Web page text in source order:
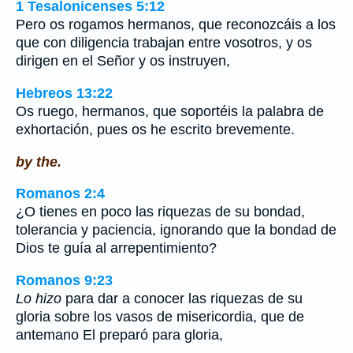
1 Tesalonicenses 5:12
Pero os rogamos hermanos, que reconozcáis a los
que con diligencia trabajan entre vosotros, y os
dirigen en el Señor y os instruyen,
Hebreos 13:22
Os ruego, hermanos, que soportéis la palabra de
exhortación, pues os he escrito brevemente.
by the.
Romanos 2:4
¿O tienes en poco las riquezas de su bondad,
tolerancia y paciencia, ignorando que la bondad de
Dios te guía al arrepentimiento?
Romanos 9:23
Lo hizo para dar a conocer las riquezas de su
gloria sobre los vasos de misericordia, que de
antemano El preparó para gloria,